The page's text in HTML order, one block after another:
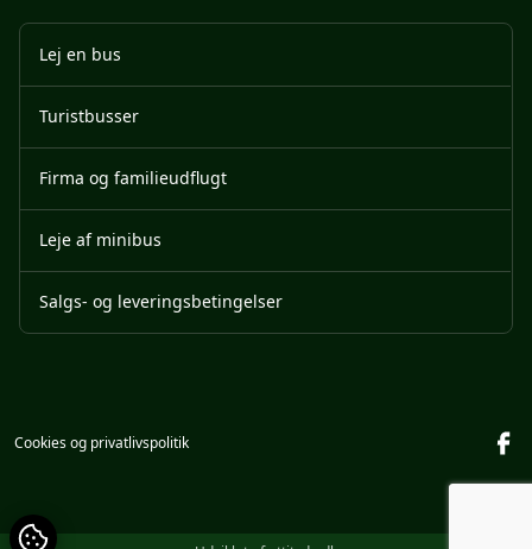
Lej en bus
Turistbusser
Firma og familieudflugt
Leje af minibus
Salgs- og leveringsbetingelser
Cookies og privatlivspolitik